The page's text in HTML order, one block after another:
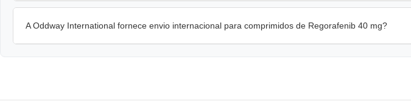
A Oddway International fornece envio internacional para comprimidos de Regorafenib 40 mg?